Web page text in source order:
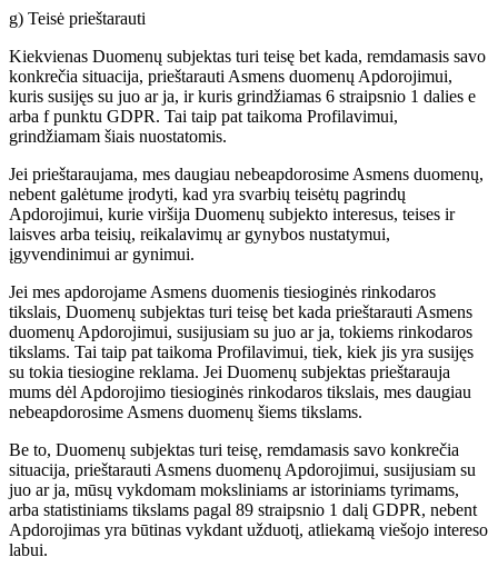
g) Teisė prieštarauti
Kiekvienas Duomenų subjektas turi teisę bet kada, remdamasis savo
konkrečia situacija, prieštarauti Asmens duomenų Apdorojimui,
kuris susijęs su juo ar ja, ir kuris grindžiamas 6 straipsnio 1 dalies e
arba f punktu GDPR. Tai taip pat taikoma Profilavimui,
grindžiamam šiais nuostatomis.
Jei prieštaraujama, mes daugiau nebeapdorosime Asmens duomenų,
nebent galėtume įrodyti, kad yra svarbių teisėtų pagrindų
Apdorojimui, kurie viršija Duomenų subjekto interesus, teises ir
laisves arba teisių, reikalavimų ar gynybos nustatymui,
įgyvendinimui ar gynimui.
Jei mes apdorojame Asmens duomenis tiesioginės rinkodaros
tikslais, Duomenų subjektas turi teisę bet kada prieštarauti Asmens
duomenų Apdorojimui, susijusiam su juo ar ja, tokiems rinkodaros
tikslams. Tai taip pat taikoma Profilavimui, tiek, kiek jis yra susijęs
su tokia tiesiogine reklama. Jei Duomenų subjektas prieštarauja
mums dėl Apdorojimo tiesioginės rinkodaros tikslais, mes daugiau
nebeapdorosime Asmens duomenų šiems tikslams.
Be to, Duomenų subjektas turi teisę, remdamasis savo konkrečia
situacija, prieštarauti Asmens duomenų Apdorojimui, susijusiam su
juo ar ja, mūsų vykdomam moksliniams ar istoriniams tyrimams,
arba statistiniams tikslams pagal 89 straipsnio 1 dalį GDPR, nebent
Apdorojimas yra būtinas vykdant užduotį, atliekamą viešojo intereso
labui.